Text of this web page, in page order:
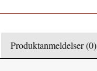
Produktanmeldelser (0)